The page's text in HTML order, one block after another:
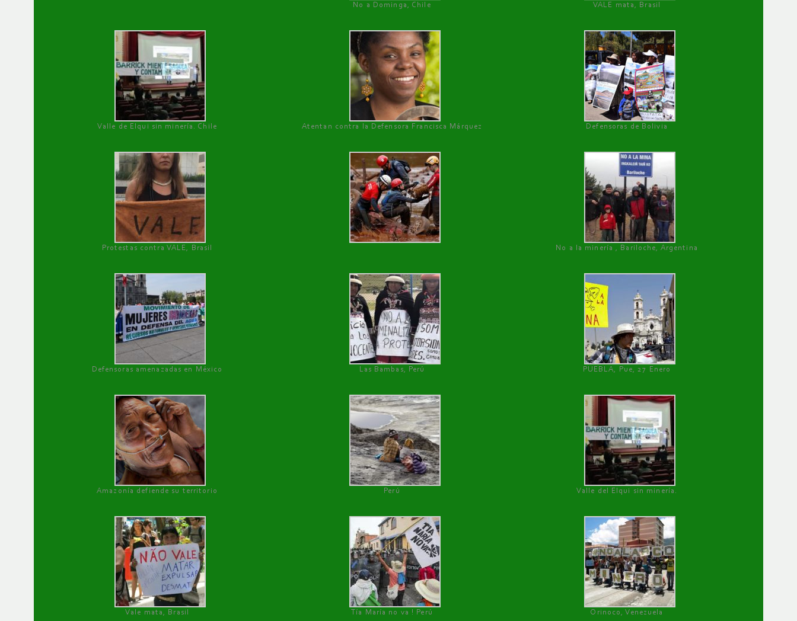
No a Dominga, Chile
VALE mata, Brasil
Valle de Elqui sin minería. Chile Atentan contra la Defensora Francisca Márquez Defensoras de Bolivia
Protestas contra VALE, Brasil No a la minería , Bariloche, Argentina
Defensoras amenazadas en México Las Bambas, Perú PUEBLA, Pue, 27 Enero
Amazonía defiende su territorio Perú Valle del Elqui sin minería.
Vale mata, Brasil Tía María no va ! Perú Orinoco, Venezuela